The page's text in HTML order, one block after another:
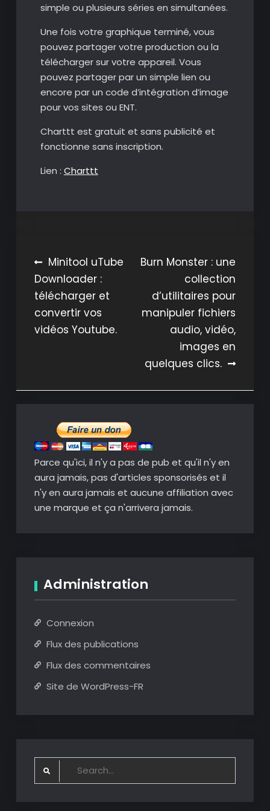
simple ou plusieurs séries en simultanées.
Une fois votre graphique terminé, vous
pouvez partager votre production ou la
télécharger sur votre appareil. Vous
pouvez partager par un simple lien ou
encore par un code d’intégration d’image
pour vos sites ou ENT.
Charttt est gratuit et sans publicité et
fonctionne sans inscription.
Lien : Charttt
Navigation
de
l’article
Minitool uTube
Downloader :
télécharger et
convertir vos
vidéos Youtube.
Burn Monster : une
collection
d’utilitaires pour
manipuler fichiers
audio, vidéo,
images en
quelques clics.
Parce qu'ici, il n'y a pas de pub et qu'il n'y en
aura jamais, pas d'articles sponsorisés et il
n'y en aura jamais et aucune affiliation avec
une marque et ça n'arrivera jamais.
Administration
Connexion
Flux des publications
Flux des commentaires
Site de WordPress-FR
Search